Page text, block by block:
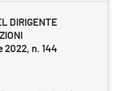
DIRIGENTE
2022, n. 144